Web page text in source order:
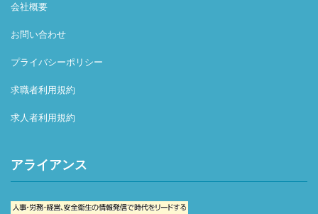
会社概要
お問い合わせ
プライバシーポリシー
求職者利用規約
求人者利用規約
アライアンス